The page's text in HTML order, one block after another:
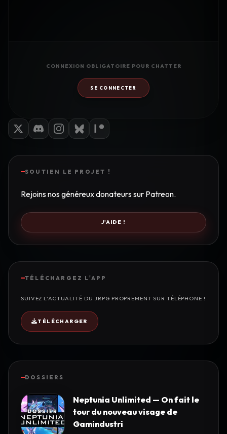
CONNEXION OBLIGATOIRE POUR CHATTER
SE CONNECTER
SOUTIEN LE PROJET !
Rejoins nos généreux donateurs sur Patreon.
J'AIDE !
TÉLÉCHARGEZ L'APP
SUIVEZ L'ACTUALITÉ DU JRPG PROPREMENT SUR TÉLÉPHONE !
TÉLÉCHARGER
DOSSIERS
Neptunia Unlimited — On fait le
tour du nouveau visage de
Gamindustri